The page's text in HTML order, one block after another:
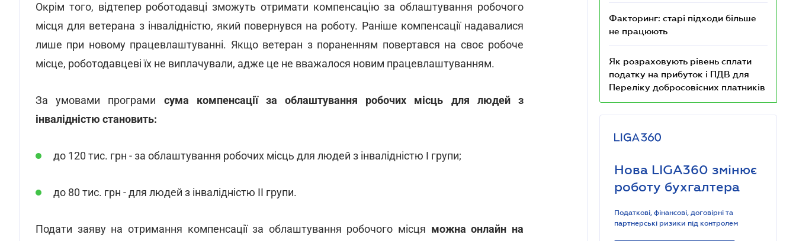
Окрім того, відтепер роботодавці зможуть отримати компенсацію за облаштування робочого
місця для ветерана з інвалідністю, який повернувся на роботу. Раніше компенсації надавалися
лише при новому працевлаштуванні. Якщо ветеран з пораненням повертався на своє робоче
місце, роботодавцеві їх не виплачували, адже це не вважалося новим працевлаштуванням.
За умовами програми сума компенсації за облаштування робочих місць для людей з
інвалідністю становить:
до 120 тис. грн - за облаштування робочих місць для людей з інвалідністю I групи;
до 80 тис. грн - для людей з інвалідністю II групи.
Подати заяву на отримання компенсації за облаштування робочого місця можна онлайн на
Факторинг: старі підходи більше
не працюють
Як розраховують рівень сплати
податку на прибуток і ПДВ для
Переліку добросовісних платників
Нова LIGA360 змінює
роботу бухгалтера
Податкові, фінансові, договірні та
партнерські ризики під контролем